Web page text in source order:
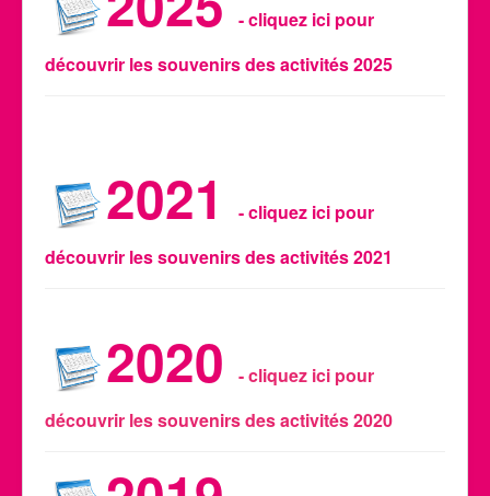
Calendrier des activités
Manifestations
- cliquez ici pour
découvrir les souvenirs des activités 2025
2021
- cliquez ici pour
découvrir les souvenirs des activités 2021
2020
- cliquez ici pour
découvrir les souvenirs des activités 2020